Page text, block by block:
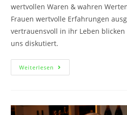
wertvollen Waren & wahren
Frauen wertvolle Erfahrungen
vertrauensvoll in ihr Leben
uns diskutiert.
Weiterlesen